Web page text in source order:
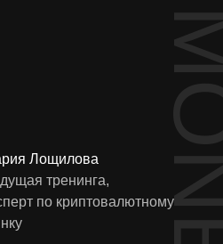
Лощилова
тренинга,
по криптовалютному